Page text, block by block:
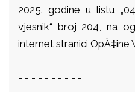
2025. godine u listu
vjesnik“ broj 204, na
internet stranici OpÄ‡ine
- - - - - - - - - -